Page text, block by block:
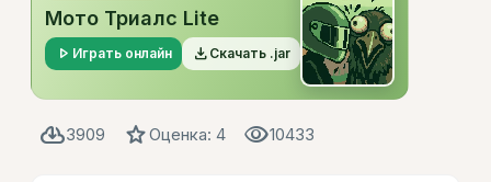
Мото Триалс Lite
play_arrow Играть онлайн file_download Скачать .jar
cloud_download3909 starОценка: 4 visibility10433